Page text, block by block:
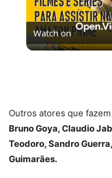
Watch on
Outros atores que
Bruno Goya, Claudio
Teodoro, Sandro
Guimarães.